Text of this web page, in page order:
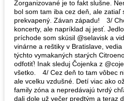
Zorganizované je to fakt slušne.
bol som tam iba cez deň, ale zatiaľ
prekvapený. Závan západu!⁠⠀ 3/
koncerty, ale napríklad aj jesť.
príchode som skúsil @selavisk a
vinárne a reštiky v Bratislave,
týchto vymakaných starých
odfotiť! Inak sleduj Čojenka z
všetko.⁠⠀ 4/ Cez deň to tam vôbec
ale vcelku vzdušné. Detí viac ako
family zóna a nepredávajú tvrdý
dali dole už večer predtým a teraz